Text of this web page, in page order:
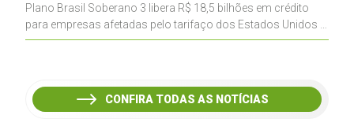
Plano Brasil Soberano 3 libera R$ 18,5 bilhões em crédito
para empresas afetadas pelo tarifaço dos Estados Unidos e
inclui a pecuária entre os setores estratégicos
CONFIRA TODAS AS NOTÍCIAS